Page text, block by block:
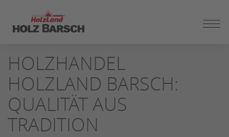
SEITENINHALT
SPRINGEN
HOLZHANDEL
HOLZLAND BARSCH:
QUALITÄT AUS
TRADITION